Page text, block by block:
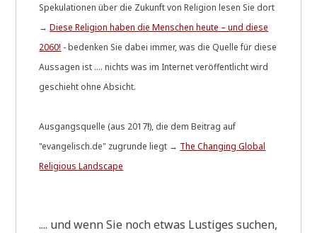
Spe­ku­la­tio­nen über die Zukunft von Reli­gi­on lesen Sie dort
→Die­se Reli­gi­on haben die Men­schen heu­te – und die­se
2060! - beden­ken Sie dabei immer, was die Quel­le für die­se
Aus­sa­gen ist .... nichts was im Inter­net ver­öf­fent­licht wird
geschieht ohne Absicht.
Aus­gangs­quel­le (aus 2017!), die dem Bei­trag auf
"evangelisch.de" zugrun­de liegt → The Chan­ging Glo­bal
Reli­gious Landscape
.... und wenn Sie noch etwas Lusti­ges suchen,